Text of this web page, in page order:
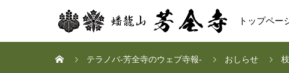
トップペー
テラノバ-芳全寺のウェブ寺報- おしらせ